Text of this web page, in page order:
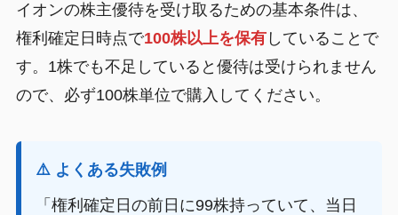
イオンの株主優待を受け取るための基本条件は、
権利確定日時点で100株以上を保有していることで
す。1株でも不足していると優待は受けられません
ので、必ず100株単位で購入してください。
⚠️ よくある失敗例
「権利確定日の前日に99株持っていて、当日